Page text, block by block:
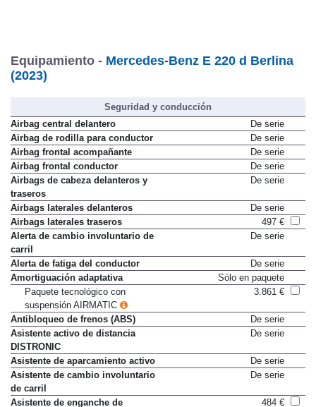
Equipamiento -
(2023)
Seguridad y conducción
Airbag central delantero
De serie
Airbag de rodilla para conductor
De serie
Airbag frontal acompañante
De serie
Airbag frontal conductor
De serie
Airbags de cabeza delanteros y
traseros
Airbags laterales delanteros
De serie
Airbags laterales traseros
497 €
Alerta de cambio involuntario de
carril
Alerta de fatiga del conductor
De serie
Amortiguación adaptativa
Sólo en paquete
Paquete tecnológico con
suspensión AIRMATIC
Antibloqueo de frenos (ABS)
De serie
Asistente activo de distancia
DISTRONIC
Asistente de aparcamiento activo
De serie
Asistente de cambio involuntario
de carril